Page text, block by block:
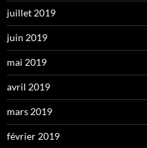
juillet 2019
juin 2019
mai 2019
avril 2019
mars 2019
février 2019